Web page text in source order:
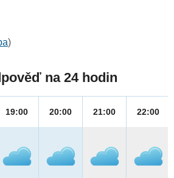
)
na 24 hodin
19:00 20:00 21:00 22:00